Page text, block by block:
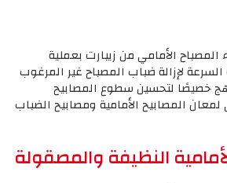
الأمامي من زيبارت بعملية
السرعة لإزالة ضباب المصباح غير المرغوب
خصيصًا لتحسين سطوع المصابيح
لمعان المصابيح الأمامية ومصابيح الضباب
النظيفة والمصقولة